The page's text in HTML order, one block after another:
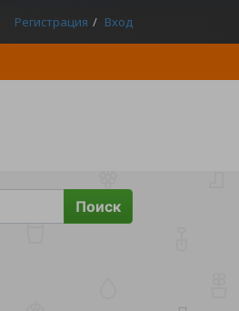
Регистрация Вход
Поиск